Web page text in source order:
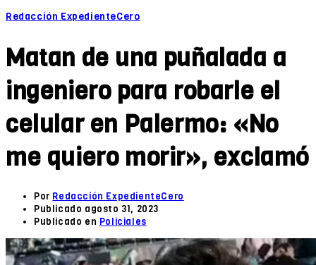
Redacción ExpedienteCero
Matan de una puñalada a
ingeniero para robarle el
celular en Palermo: «No
me quiero morir», exclamó
Por Redacción ExpedienteCero
Publicado agosto 31, 2023
Publicado en Policiales